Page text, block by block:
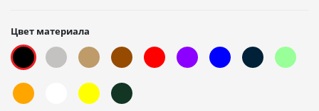
Цвет материала